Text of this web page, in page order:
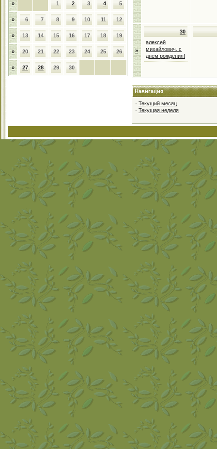
» 1 2 3 4 5
» 6 7 8 9 10 11 12
» 13 14 15 16 17 18 19
» 20 21 22 23 24 25 26
» 27 28 29 30
»
30
алексей
михайлович, с
днем рождения!
Навигация
· Текущий месяц
· Текущая неделя